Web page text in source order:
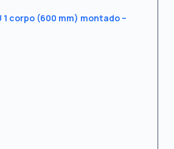
1 corpo (600 mm) montado –